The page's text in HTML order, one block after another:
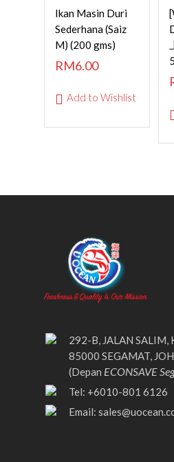
ADD TO
CART
Ikan Masin Duri
Sederhana (Saiz
M) (200 gms)
RM6.00
Add to Wishlist
292-B, JALAN SALIM,
85000 SEGAMAT,
(Depan ECONSAVE
Tel: +6010-801 6126
Email: